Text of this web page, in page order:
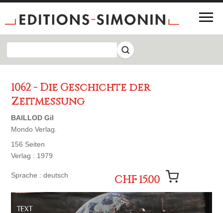
1062 - Die Geschichte der
Zeitmessung
BAILLOD Gil
Mondo Verlag.
156 Seiten
Verlag : 1979
Sprache : deutsch CHF 15.00